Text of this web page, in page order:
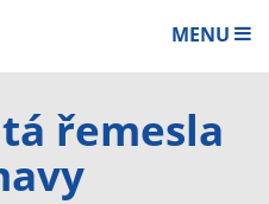
MENU
řemesla